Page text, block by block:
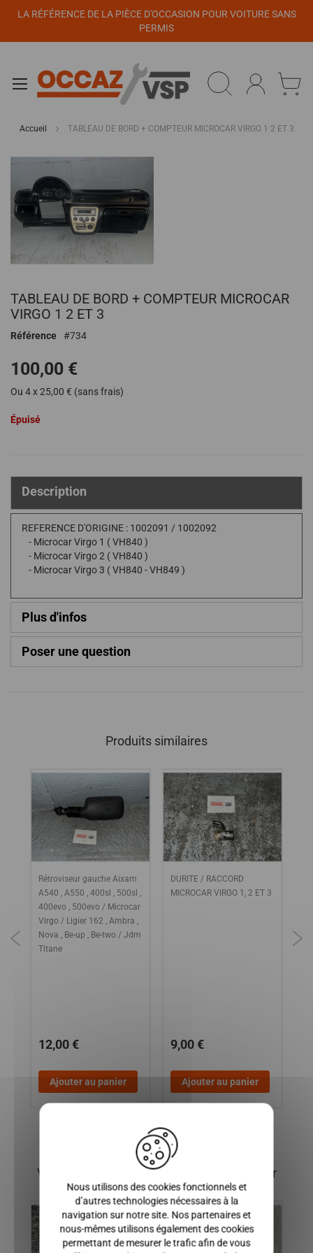
LA RÉFÉRENCE DE LA PIÈCE D'OCCASION POUR VOITURE SANS
PERMIS
Accueil TABLEAU DE BORD + COMPTEUR MICROCAR VIRGO 1 2 ET 3
Passer
fin
de
d’images
au
début
la
d’images
TABLEAU DE BORD + COMPTEUR MICROCAR
VIRGO 1 2 ET 3
Référence 734
100,00 €
Ou 4 x 25,00 € (sans frais)
Épuisé
Description
REFERENCE D'ORIGINE : 1002091 / 1002092
- Microcar Virgo 1 ( VH840 )
- Microcar Virgo 2 ( VH840 )
- Microcar Virgo 3 ( VH840 - VH849 )
Plus d'infos
Poser une question
Produits similaires
Rétroviseur gauche Aixam
A540 , A550 , 400sl , 500sl ,
400evo , 500evo / Microcar
Virgo / Ligier 162 , Ambra ,
Nova , Be-up , Be-two / Jdm
Titane
12,00 €
Ajouter au panier
DURITE / RACCORD
MICROCAR VIRGO 1, 2 ET 3
9,00 €
Ajouter au panier
Vous pourriez également être intéressé par
Panneau de gestion des cookies
Nous utilisons des cookies fonctionnels et
d’autres technologies nécessaires à la
navigation sur notre site. Nos partenaires et
nous-mêmes utilisons également des cookies
permettant de mesurer le trafic afin de vous